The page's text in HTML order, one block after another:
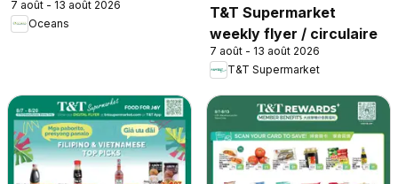
7 août - 13 août 2026
Oceans
T&T Supermarket
weekly flyer / circulaire
7 août - 13 août 2026
T&T Supermarket